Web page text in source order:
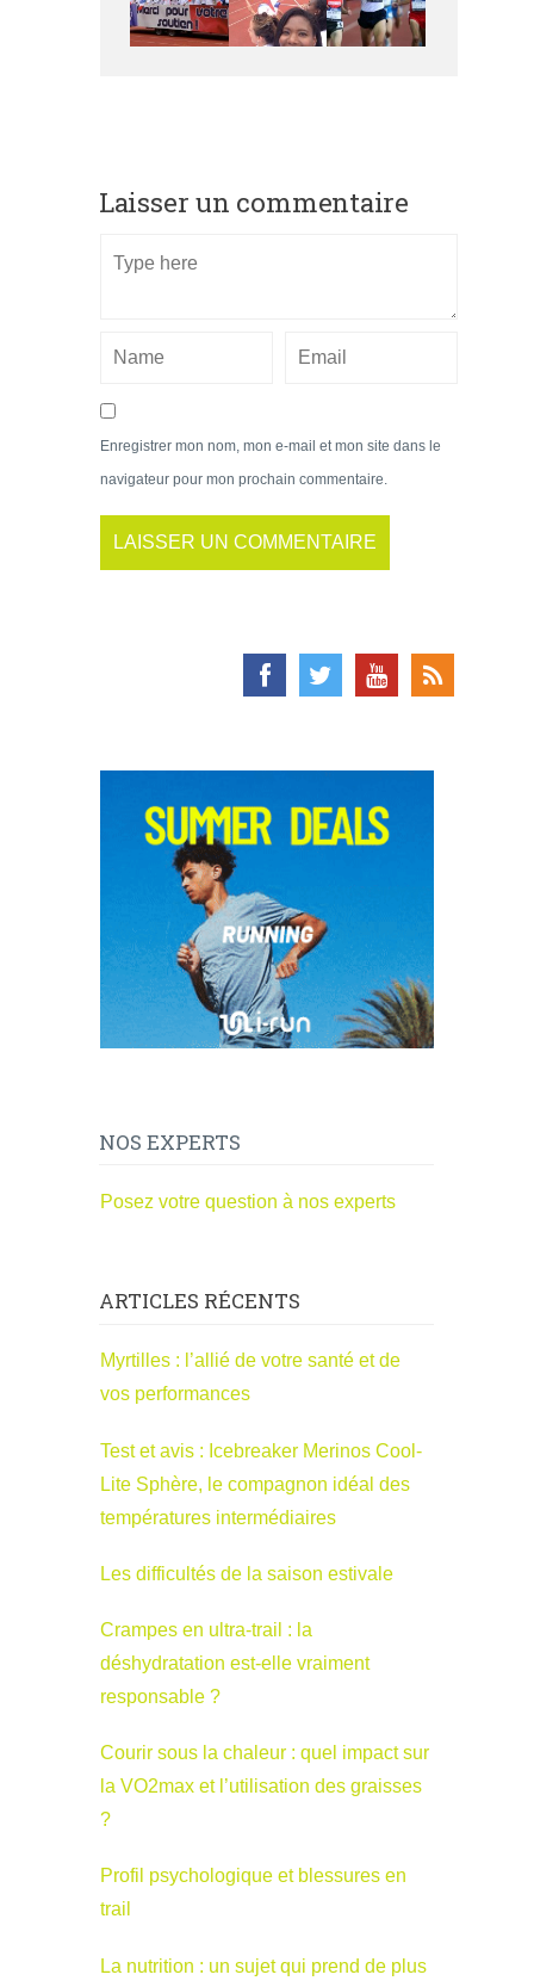
Laisser un commentaire
Enregistrer mon nom, mon e-mail et mon site dans le
navigateur pour mon prochain commentaire.
NOS EXPERTS
Posez votre question à nos experts
ARTICLES RÉCENTS
Myrtilles : l’allié de votre santé et de
vos performances
Test et avis : Icebreaker Merinos Cool-
Lite Sphère, le compagnon idéal des
températures intermédiaires
Les difficultés de la saison estivale
Crampes en ultra-trail : la
déshydratation est-elle vraiment
responsable ?
Courir sous la chaleur : quel impact sur
la VO2max et l’utilisation des graisses
?
Profil psychologique et blessures en
trail
La nutrition : un sujet qui prend de plus